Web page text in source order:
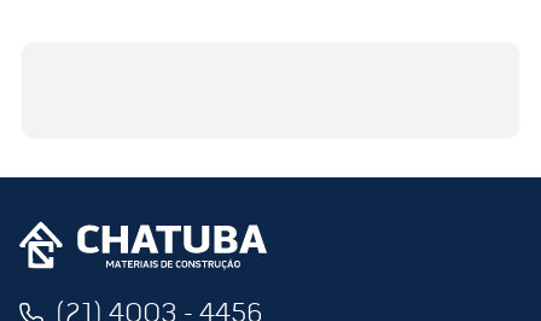
(21) 4003 - 4456